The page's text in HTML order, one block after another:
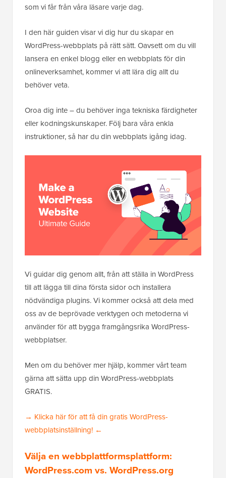
som vi får från våra läsare varje dag.
I den här guiden visar vi dig hur du skapar en
WordPress-webbplats på rätt sätt. Oavsett om du vill
lansera en enkel blogg eller en webbplats för din
onlineverksamhet, kommer vi att lära dig allt du
behöver veta.
Oroa dig inte – du behöver inga tekniska färdigheter
eller kodningskunskaper. Följ bara våra enkla
instruktioner, så har du din webbplats igång idag.
Vi guidar dig genom allt, från att ställa in WordPress
till att lägga till dina första sidor och installera
nödvändiga plugins. Vi kommer också att dela med
oss av de beprövade verktygen och metoderna vi
använder för att bygga framgångsrika WordPress-
webbplatser.
Men om du behöver mer hjälp, kommer vårt team
gärna att sätta upp din WordPress-webbplats
GRATIS.
→ Klicka här för att få din gratis WordPress-
webbplatsinställning! ←
Välja en webbplattformsplattform:
WordPress.com vs. WordPress.org